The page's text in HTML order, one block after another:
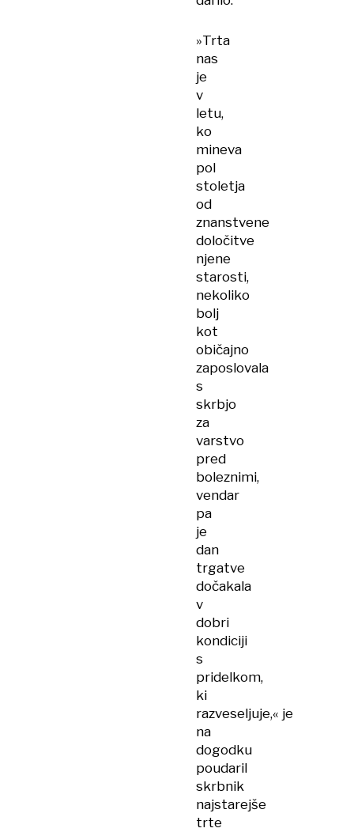
»Trta
nas
je
v
letu,
ko
mineva
pol
stoletja
od
znanstvene
določitve
njene
starosti,
nekoliko
bolj
kot
običajno
zaposlovala
s
skrbjo
za
varstvo
pred
boleznimi,
vendar
pa
je
dan
trgatve
dočakala
v
dobri
kondiciji
s
pridelkom,
ki
razveseljuje,« je
na
dogodku
poudaril
skrbnik
najstarejše
trte